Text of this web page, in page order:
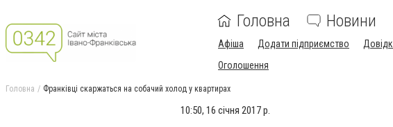
Головна Новини
Афіша Додати підприємство
Оголошення
Головна Франківці скаржаться на собачий холод у квартирах
10:50, 16 січня 2017 р.